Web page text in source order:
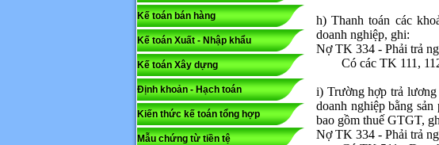
Kế toán bán hàng
Kế toán Xuất - Nhập khẩu
Kế toán Xây dựng
Định khoản - Hạch toán
Kiến thức kế toán tổng hợp
Mẫu chứng từ tiền tệ
h) Thanh toán các
doanh nghiệp, ghi:
Nợ TK 334 - Phải trả
Có các TK 111,
i) Trường hợp trả
doanh nghiệp bằng
bao gồm thuế GTGT,
Nợ TK 334 - Phải trả
Lưu ý: Những ô dấu(*)là